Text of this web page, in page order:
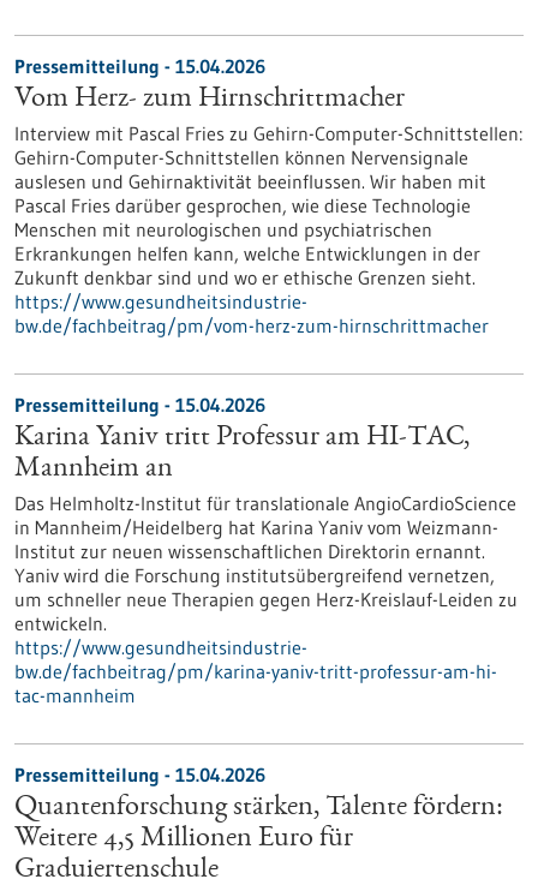
Pressemitteilung - 15.04.2026
Vom Herz- zum Hirnschrittmacher
Interview mit Pascal Fries zu Gehirn-Computer-Schnittstellen:
Gehirn-Computer-Schnittstellen können Nervensignale
auslesen und Gehirnaktivität beeinflussen. Wir haben mit
Pascal Fries darüber gesprochen, wie diese Technologie
Menschen mit neurologischen und psychiatrischen
Erkrankungen helfen kann, welche Entwicklungen in der
Zukunft denkbar sind und wo er ethische Grenzen sieht.
https://www.gesundheitsindustrie-
bw.de/fachbeitrag/pm/vom-herz-zum-hirnschrittmacher
Pressemitteilung - 15.04.2026
Karina Yaniv tritt Professur am HI-TAC,
Mannheim an
Das Helmholtz-Institut für translationale AngioCardioScience
in Mannheim/Heidelberg hat Karina Yaniv vom Weizmann-
Institut zur neuen wissenschaftlichen Direktorin ernannt.
Yaniv wird die Forschung institutsübergreifend vernetzen,
um schneller neue Therapien gegen Herz-Kreislauf-Leiden zu
entwickeln.
https://www.gesundheitsindustrie-
bw.de/fachbeitrag/pm/karina-yaniv-tritt-professur-am-hi-
tac-mannheim
Pressemitteilung - 15.04.2026
Quantenforschung stärken, Talente fördern:
Weitere 4,5 Millionen Euro für
Graduiertenschule